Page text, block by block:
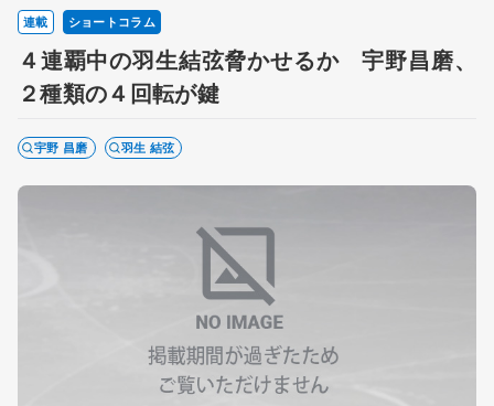
連載 ショートコラム
４連覇中の羽生結弦脅かせるか 宇野昌磨、
２種類の４回転が鍵
宇野 昌磨 羽生 結弦